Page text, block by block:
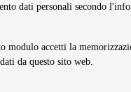
dati personali secondo
modulo accetti la
da questo sito web.